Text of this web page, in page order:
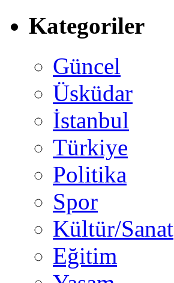
Kategoriler
Güncel
Üsküdar
İstanbul
Türkiye
Politika
Spor
Kültür/Sanat
Eğitim